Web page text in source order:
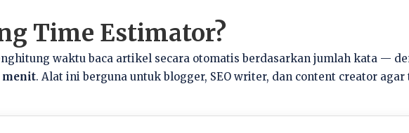
Time Estimator?
waktu baca artikel secara otomatis berdasarkan jumlah kata —
menit. Alat ini berguna untuk blogger, SEO writer, dan content creator